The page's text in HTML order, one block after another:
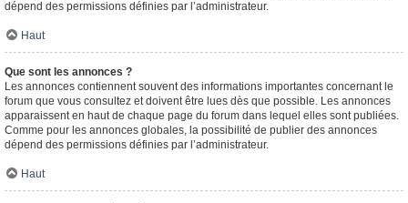
dépend des permissions définies par l’administrateur.
Haut
Que sont les annonces ?
Les annonces contiennent souvent des informations importantes concernant le
forum que vous consultez et doivent être lues dès que possible. Les annonces
apparaissent en haut de chaque page du forum dans lequel elles sont publiées.
Comme pour les annonces globales, la possibilité de publier des annonces
dépend des permissions définies par l’administrateur.
Haut